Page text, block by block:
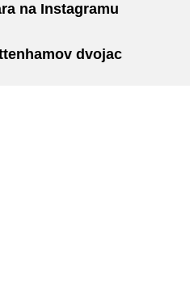
na Instagramu
dvojac